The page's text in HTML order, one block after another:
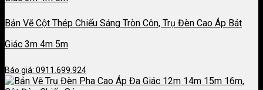
Bản Vẽ Cột Thép Chiếu Sáng Tròn Côn, Trụ Đèn Cao Áp Bát
Giác 3m 4m 5m
Báo giá: 0911.699.924